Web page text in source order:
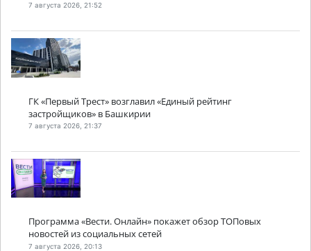
7 августа 2026, 21:52
ГК «Первый Трест» возглавил «Единый рейтинг
застройщиков» в Башкирии
7 августа 2026, 21:37
Программа «Вести. Онлайн» покажет обзор ТОПовых
новостей из социальных сетей
7 августа 2026, 20:13